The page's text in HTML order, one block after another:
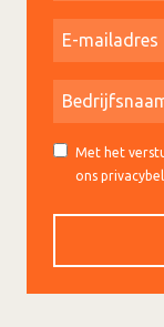
Met het
ons